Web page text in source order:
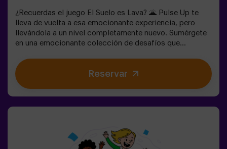
¿Recuerdas el juego El Suelo es Lava? 🌋 Pulse Up te
lleva de vuelta a esa emocionante experiencia, pero
llevándola a un nivel completamente nuevo. Sumérgete
en una emocionante colección de desafíos que
niveles de dificultad para ajustarse a todos los niveles
de habilidad.💥 40 juegos únicos que mantienen la
emoción y la diversión.💥 2 salas disponibles,
vidas disponibles en pantalla. Pulse Up te brinda una
experiencia única de actividad física y tecnológica,
Reservar